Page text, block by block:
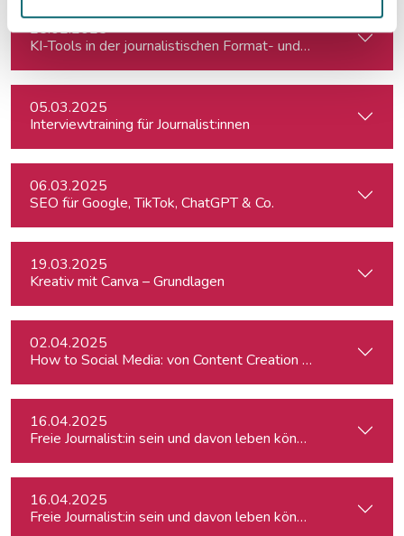
25.02.2025
KI-Tools in der journalistischen Format- und
05.03.2025
Interviewtraining für Journalist:innen
06.03.2025
SEO für Google, TikTok, ChatGPT & Co.
19.03.2025
Kreativ mit Canva – Grundlagen
02.04.2025
How to Social Media: von Content Creation bis zum
16.04.2025
Freie Journalist:in sein und davon leben können: So geht's
16.04.2025
Freie Journalist:in sein und davon leben können: So geht's